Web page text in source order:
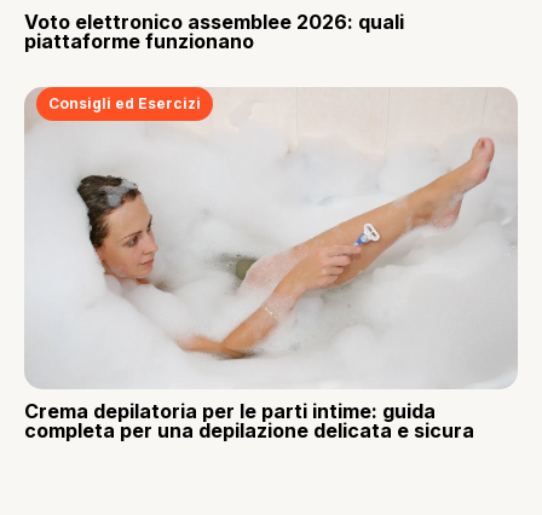
Voto elettronico assemblee 2026: quali
piattaforme funzionano
Consigli ed Esercizi
Crema depilatoria per le parti intime: guida
completa per una depilazione delicata e sicura